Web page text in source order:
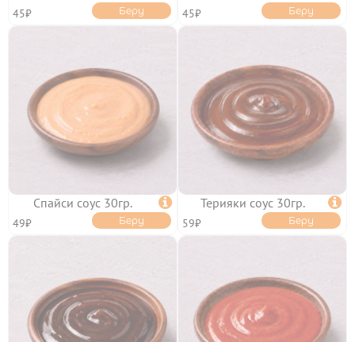
ИНФОРМАЦИЯ 
УСЛОВИЯ ДОСТАВКИ
ОПЛАТА
КЭШБЭК
ПОЛИТИКА
КОНФИДЕНЦИАЛЬНОСТИ
ПОЛЬЗОВАТЕЛЬСКОЕ
СОГЛАШЕНИЕ
ПУБЛИЧНАЯ ОФЕРТА
ФРАНШИЗА
45₽ Беру 45₽ Беру
Спайси соус 30гр. 
49₽ Беру
Терияки соус 30гр. 
59₽ Беру